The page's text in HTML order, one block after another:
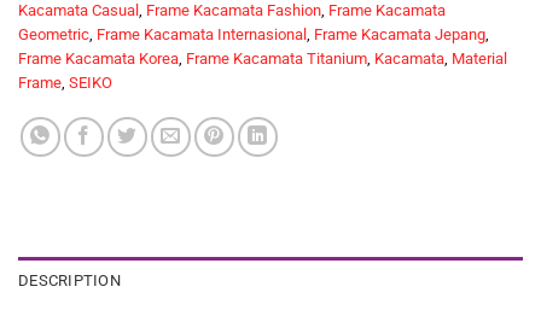
Kacamata Casual , Frame Kacamata Fashion, Frame Kacamata
Geometric, Frame Kacamata Internasional , Frame Kacamata Jepang,
Frame Kacamata Korea, Frame Kacamata Titanium, Kacamata, Material
Frame, SEIKO
DESCRIPTION